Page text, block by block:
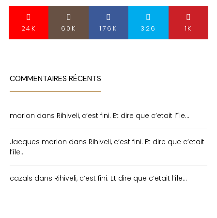
24K 60K 176K 326 1K
COMMENTAIRES RÉCENTS
morlon dans Rihiveli, c’est fini. Et dire que c’etait l’île…
Jacques morlon dans Rihiveli, c’est fini. Et dire que c’etait
l’île…
cazals dans Rihiveli, c’est fini. Et dire que c’etait l’île…